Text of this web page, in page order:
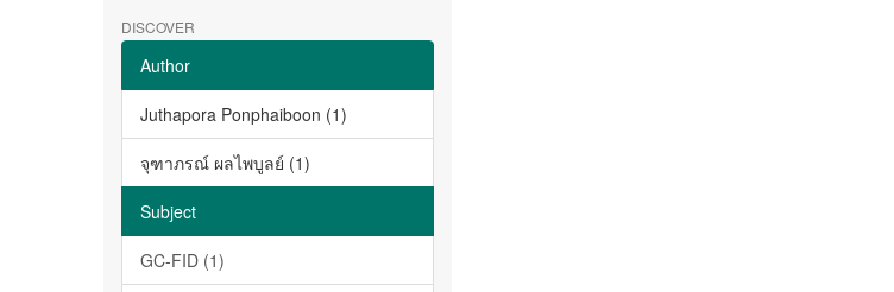
DISCOVER
Author
Juthapora Ponphaiboon (1)
จุฑาภรณ์ ผลไพบูลย์ (1)
Subject
GC-FID (1)